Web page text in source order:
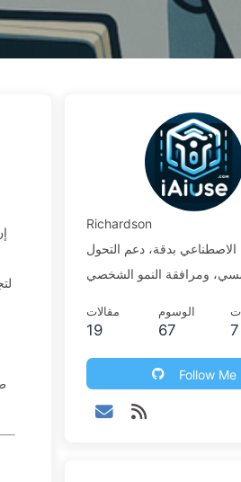
Richardson
الاصطناعي بدقة، دعم التحول
ومرافقة النمو الشخصي
مقالات
19
الوسوم
67 7
Follow Me